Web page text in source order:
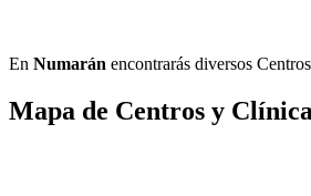
En Numarán encontrarás diversos
Mapa de Centros y